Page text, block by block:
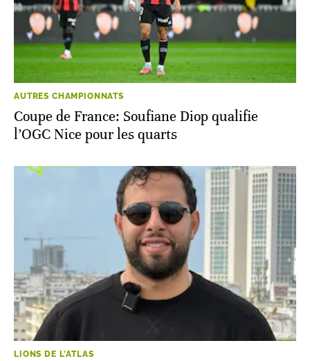
AUTRES CHAMPIONNATS
Coupe de France: Soufiane Diop qualifie
l’OGC Nice pour les quarts
LIONS DE L'ATLAS